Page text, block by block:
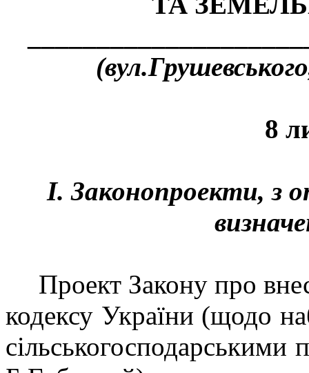
(
8
І. Законопроекти, з
Проект Закону про
кодексу України (щодо